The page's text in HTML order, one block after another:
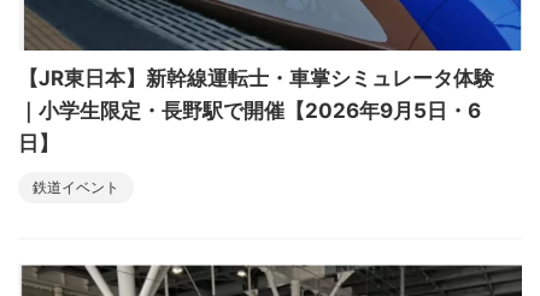
【JR東日本】新幹線運転士・車掌シミュレータ体験
｜小学生限定・長野駅で開催【2026年9月5日・6
日】
鉄道イベント